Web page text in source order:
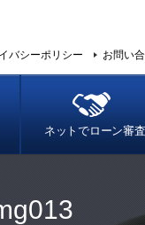
バシーポリシー お問い
ネットでローン審査